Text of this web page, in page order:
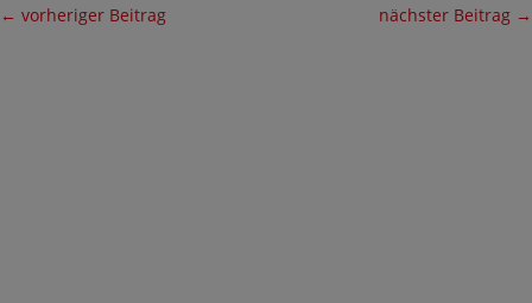
← vorheriger Beitrag nächster Beitrag →